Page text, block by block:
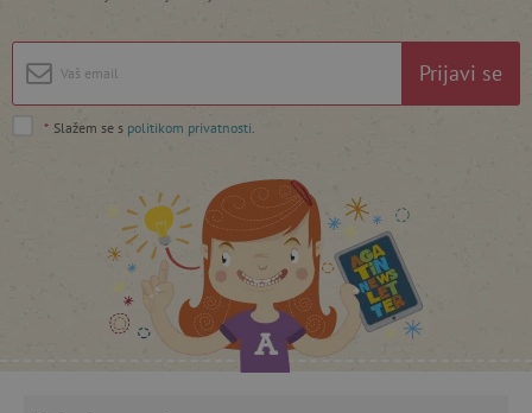
Prijavi se
* Slažem se s politikom privatnosti
featureFlagIdentifier www.agatinsvijet.hr
lastVisitedProduct www.agatinsvijet.hr
Googleovu politiku privatnosti